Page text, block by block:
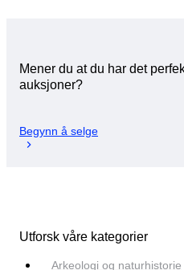
Mener du at du har det
auksjoner?
Begynn å selge
Utforsk våre kategorier
Arkeologi og naturhistorie